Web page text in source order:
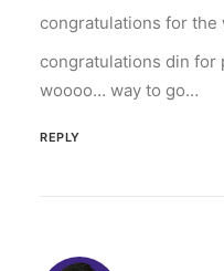
congratulations for the
congratulations din
woooo… way to go…
REPLY